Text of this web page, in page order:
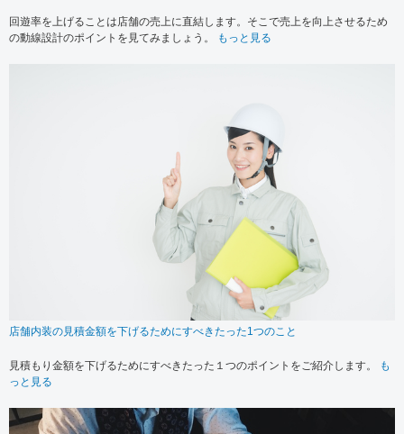
回遊率を上げることは店舗の売上に直結します。そこで売上を向上させるため
の動線設計のポイントを見てみましょう。
もっと見る
店舗内装の見積金額を下げるためにすべきたった1つのこと
見積もり金額を下げるためにすべきたった１つのポイントをご紹介します。
も
っと見る